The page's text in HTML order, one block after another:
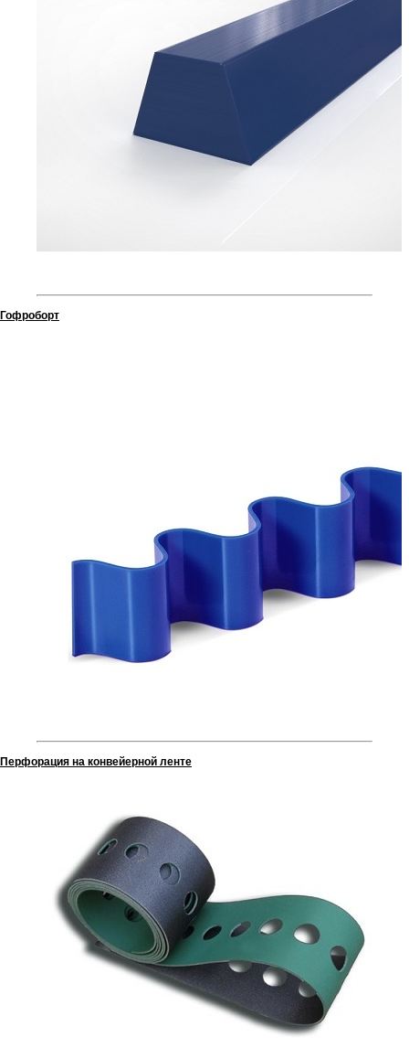
Гофроборт
Перфорация на конвейерной ленте